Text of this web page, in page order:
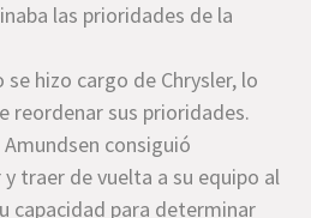
las prioridades de la
se hizo cargo de Chrysler, lo
reordenar sus prioridades.
consiguió
traer de vuelta a su equipo al
capacidad para determinar